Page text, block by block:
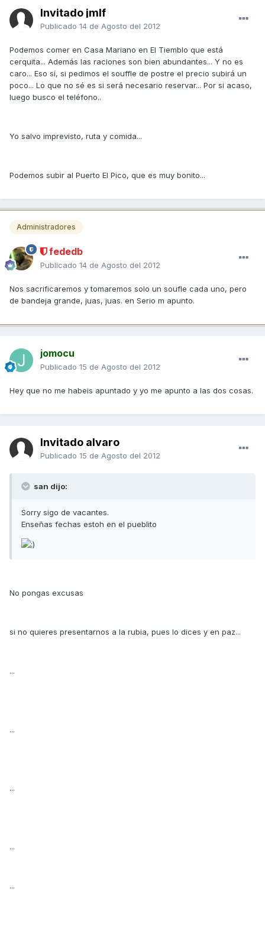
Invitado jmlf
Publicado 14 de Agosto del 2012
Podemos comer en Casa Mariano en El Tiemblo que está
cerquita... Además las raciones son bien abundantes... Y no es
caro... Eso sí, si pedimos el souffle de postre el precio subirá un
poco... Lo que no sé es si será necesario reservar... Por si acaso,
luego busco el teléfono..
Yo salvo imprevisto, ruta y comida...
Podemos subir al Puerto El Pico, que es muy bonito...
Administradores
fededb
Publicado 14 de Agosto del 2012
Nos sacrificaremos y tomaremos solo un soufle cada uno, pero
de bandeja grande, juas, juas. en Serio m apunto.
jomocu
Publicado 15 de Agosto del 2012
Hey que no me habeis apuntado y yo me apunto a las dos cosas.
Invitado alvaro
Publicado 15 de Agosto del 2012
san dijo:
Sorry sigo de vacantes.
Enseñas fechas estoh en el pueblito
No pongas excusas
si no quieres presentarnos a la rubia, pues lo dices y en paz...
...
...
...
...
...